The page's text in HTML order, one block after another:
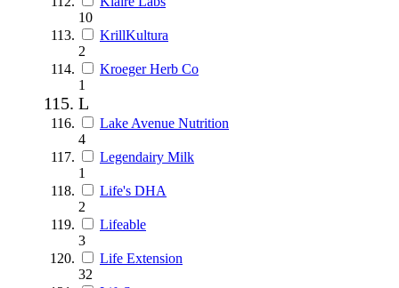
10
KrillKultura
2
Kroeger Herb Co
1
L
Lake Avenue Nutrition
4
Legendairy Milk
1
Life's DHA
2
Lifeable
3
Life Extension
32